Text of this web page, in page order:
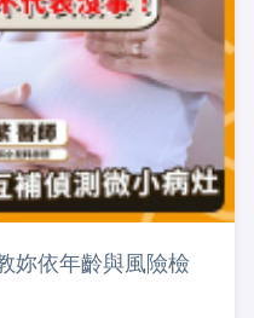
妳依年齡與風險檢